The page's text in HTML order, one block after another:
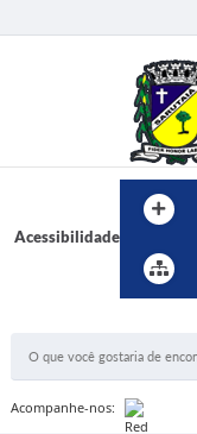
Acessibilidade
Acompanhe-nos: